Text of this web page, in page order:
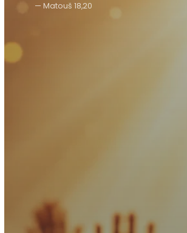
Matouš 18,20